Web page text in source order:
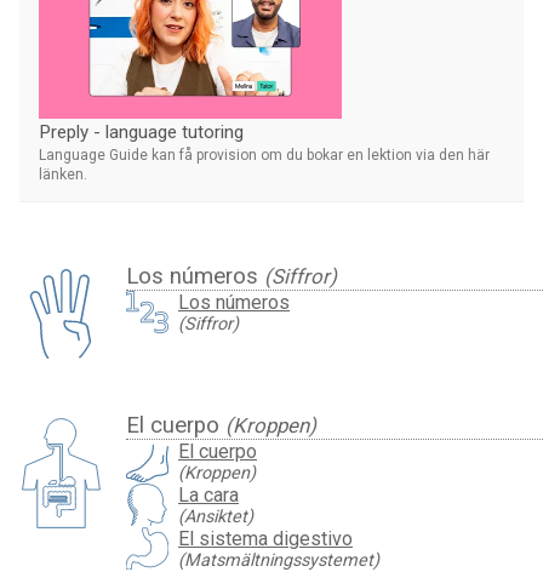
Los números (Siffror)
Los números
(Siffror)
El cuerpo (Kroppen)
El cuerpo
(Kroppen)
La cara
(Ansiktet)
El sistema digestivo
(Matsmältningssystemet)
Preply - language tutoring
Language Guide kan få provision om du bokar en lektion via den här
länken.